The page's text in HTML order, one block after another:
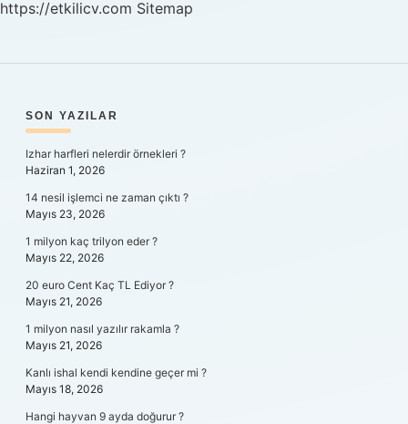
https://etkilicv.com Sitemap
SIDEBAR
SON YAZILAR
Izhar harfleri nelerdir örnekleri ?
Haziran 1, 2026
14 nesil işlemci ne zaman çıktı ?
Mayıs 23, 2026
1 milyon kaç trilyon eder ?
Mayıs 22, 2026
20 euro Cent Kaç TL Ediyor ?
Mayıs 21, 2026
1 milyon nasıl yazılır rakamla ?
Mayıs 21, 2026
Kanlı ishal kendi kendine geçer mi ?
Mayıs 18, 2026
Hangi hayvan 9 ayda doğurur ?